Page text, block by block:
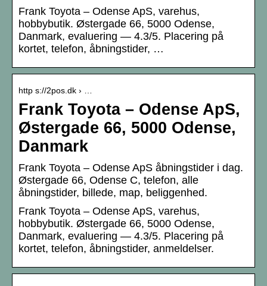
Frank Toyota – Odense ApS, varehus,
hobbybutik. Østergade 66, 5000 Odense,
Danmark, evaluering — 4.3/5. Placering på
kortet, telefon, åbningstider, …
http s://2pos.dk › …
Frank Toyota – Odense ApS,
Østergade 66, 5000 Odense,
Danmark
Frank Toyota – Odense ApS åbningstider i dag.
Østergade 66, Odense C, telefon, alle
åbningstider, billede, map, beliggenhed.
Frank Toyota – Odense ApS, varehus,
hobbybutik. Østergade 66, 5000 Odense,
Danmark, evaluering — 4.3/5. Placering på
kortet, telefon, åbningstider, anmeldelser.